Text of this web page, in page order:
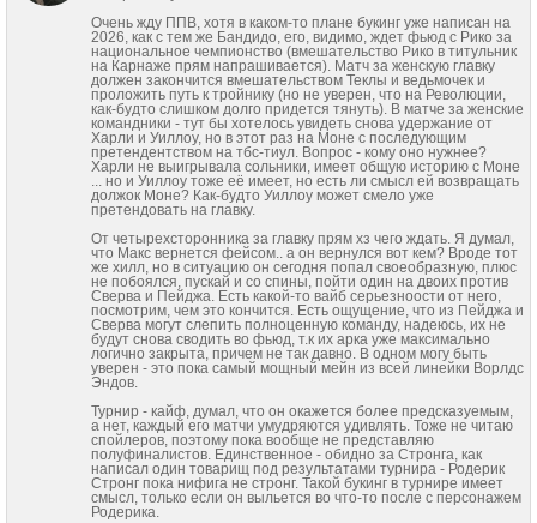
Очень жду ППВ, хотя в каком-то плане букинг уже написан на
2026, как с тем же Бандидо, его, видимо, ждет фьюд с Рико за
национальное чемпионство (вмешательство Рико в титульник
на Карнаже прям напрашивается). Матч за женскую главку
должен закончится вмешательством Теклы и ведьмочек и
проложить путь к тройнику (но не уверен, что на Революции,
как-будто слишком долго придется тянуть). В матче за женские
командники - тут бы хотелось увидеть снова удержание от
Харли и Уиллоу, но в этот раз на Моне с последующим
претендентством на тбс-тиул. Вопрос - кому оно нужнее?
Харли не выигрывала сольники, имеет общую историю с Моне
... но и Уиллоу тоже её имеет, но есть ли смысл ей возвращать
должок Моне? Как-будто Уиллоу может смело уже
претендовать на главку.
От четырехсторонника за главку прям хз чего ждать. Я думал,
что Макс вернется фейсом.. а он вернулся вот кем? Вроде тот
же хилл, но в ситуацию он сегодня попал своеобразную, плюс
не побоялся, пускай и со спины, пойти один на двоих против
Сверва и Пейджа. Есть какой-то вайб серьезноости от него,
посмотрим, чем это кончится. Есть ощущение, что из Пейджа и
Сверва могут слепить полноценную команду, надеюсь, их не
будут снова сводить во фьюд, т.к их арка уже максимально
логично закрыта, причем не так давно. В одном могу быть
уверен - это пока самый мощный мейн из всей линейки Ворлдс
Эндов.
Турнир - кайф, думал, что он окажется более предсказуемым,
а нет, каждый его матчи умудряются удивлять. Тоже не читаю
спойлеров, поэтому пока вообще не представляю
полуфиналистов. Единственное - обидно за Стронга, как
написал один товарищ под результатами турнира - Родерик
Стронг пока нифига не стронг. Такой букинг в турнире имеет
смысл, только если он выльется во что-то после с персонажем
Родерика.